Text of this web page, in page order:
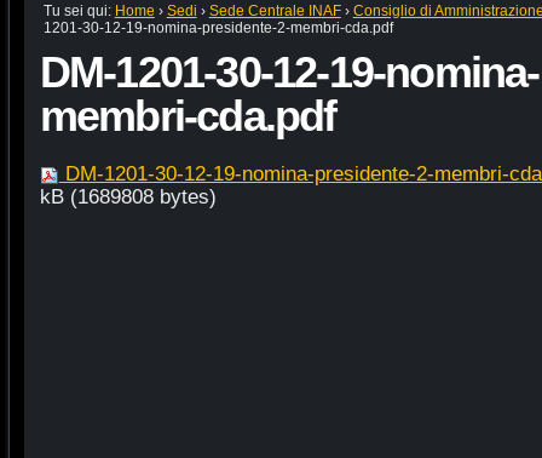
Tu sei qui: Home › Sedi › Sede Centrale INAF › Consiglio di
1201-30-12-19-nomina-presidente-2-membri-cda.pdf
DM-1201-30-12-19-
membri-cda.pdf
DM-1201-30-12-19-nomina-presidente-2-membri-
kB (1689808 bytes)